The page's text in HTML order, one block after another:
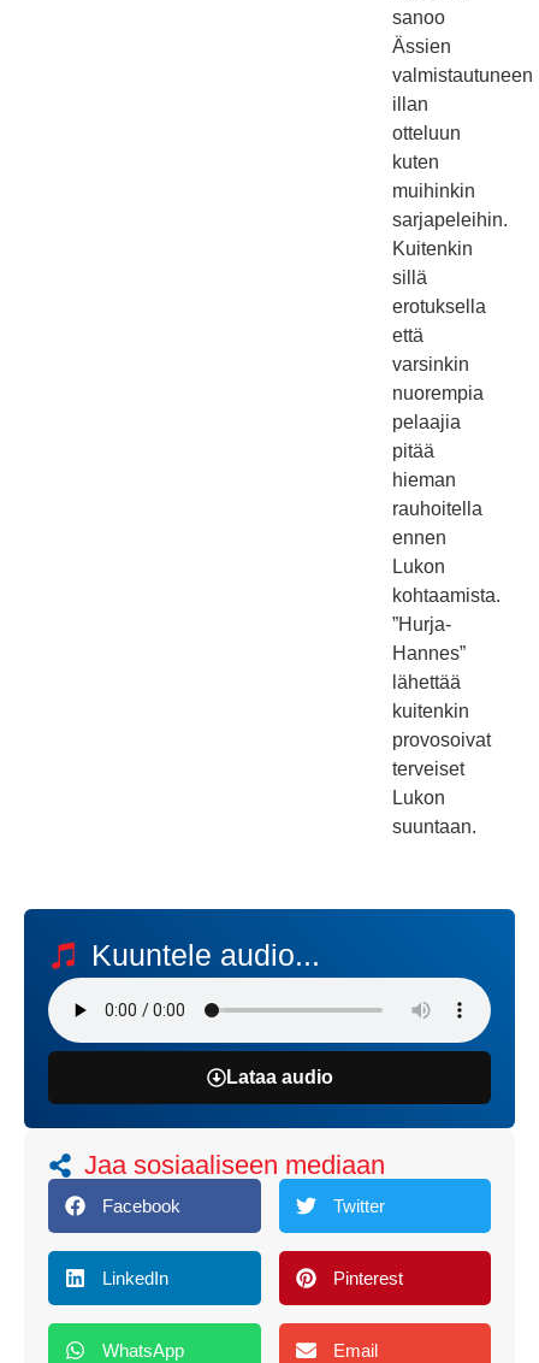
sanoo
Ässien
valmistautuneen
illan
otteluun
kuten
muihinkin
sarjapeleihin.
Kuitenkin
sillä
erotuksella
että
varsinkin
nuorempia
pelaajia
pitää
hieman
rauhoitella
ennen
Lukon
kohtaamista.
”Hurja-
Hannes”
lähettää
kuitenkin
provosoivat
terveiset
Lukon
suuntaan.
Kuuntele audio...
Lataa audio
Jaa sosiaaliseen mediaan
Facebook Twitter
LinkedIn Pinterest
WhatsApp Email